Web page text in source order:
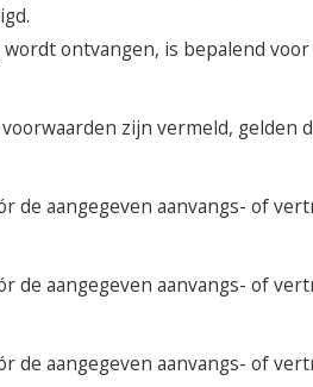
ontvangen, is bepalend
zijn vermeld, gelden
de aangegeven aanvangs- of
de aangegeven aanvangs- of
de aangegeven aanvangs- of